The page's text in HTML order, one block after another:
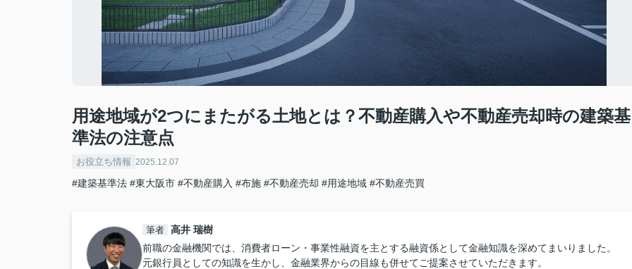
用途地域が2つにまたがる土地とは？不動産購入や不動産売却時の建築基
準法の注意点
お役立ち情報 2025.12.07
#建築基準法 #東大阪市 #不動産購入 #布施 #不動産売却 #用途地域 #不動産売買
筆者 高井 瑞樹
前職の金融機関では、消費者ローン・事業性融資を主とする融資係として金融知識を深めてまいりました。
元銀行員としての知識を生かし、金融業界からの目線も併せてご提案させていただきます。